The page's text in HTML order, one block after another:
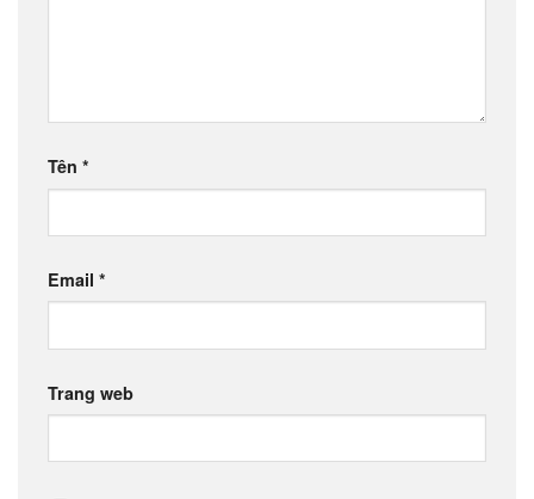
Tên *
Email *
Trang web